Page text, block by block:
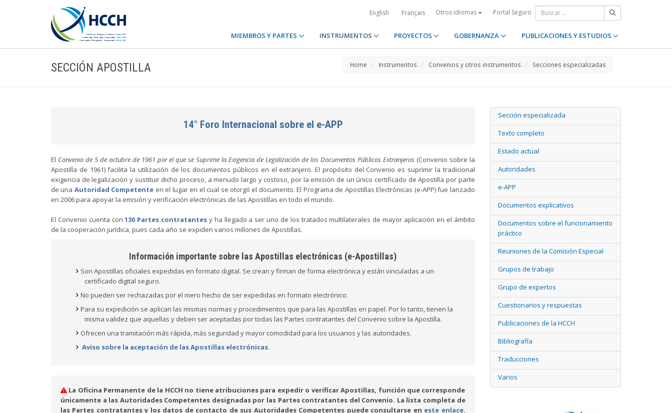
English Français Otros idiomas Portal Seguro
MIEMBROS Y PARTES INSTRUMENTOS PROYECTOS GOBERNANZA PUBLICACIONES Y ESTUDIOS
SECCIÓN APOSTILLA Home Instrumentos Convenios y otros instrumentos Secciones especializadas
14° Foro Internacional sobre el e-APP
El Convenio de 5 de octubre de 1961 por el que se Suprime la Exigencia de Legalización de los Documentos Públicos Extranjeros(Convenio sobre la
Apostilla de 1961) facilita la utilización de los documentos públicos en el extranjero. El propósito del Convenio es suprimir la tradicional
exigencia de legalización y sustituir dicho proceso, a menudo largo y costoso, por la emisión de un único certificado de Apostilla por parte
de una Autoridad Competente en el lugar en el cual se otorgó el documento. El Programa de Apostillas Electrónicas (e-APP) fue lanzado
en 2006 para apoyar la emisión y verificación electrónicas de las Apostillas en todo el mundo.
El Convenio cuenta con130 Partes contratantes y ha llegado a ser uno de los tratados multilaterales de mayor aplicación en el ámbito
de la cooperación jurídica, pues cada año se expiden varios millones de Apostillas.
Información importante sobre las Apostillas electrónicas (e-Apostillas)
Son Apostillas oficiales expedidas en formato digital. Se crean y firman de forma electrónica y están vinculadas a un
certificado digital seguro.
No pueden ser rechazadas por el mero hecho de ser expedidas en formato electrónico.
Para su expedición se aplican las mismas normas y procedimientos que para las Apostillas en papel. Por lo tanto, tienen la
misma validez que aquellas y deben ser aceptadas por todas las Partes contratantes del Convenio sobre la Apostilla.
Ofrecen una tramitación más rápida, más seguridad y mayor comodidad para los usuarios y las autoridades.
Aviso sobre la aceptación de las Apostillas electrónicas.
La Oficina Permanente de la HCCH no tiene atribuciones para expedir o verificar Apostillas, función que corresponde
únicamente a las Autoridades Competentes designadas por las Partes contratantes del Convenio. La lista completa de
las Partes contratantes y los datos de contacto de sus Autoridades Competentes puede consultarse en este enlace.
Sección especializada
Texto completo
Estado actual
Autoridades
e-APP
Documentos explicativos
Documentos sobre el funcionamiento
práctico
Reuniones de la Comisión Especial
Grupos de trabajo
Grupo de expertos
Cuestionarios y respuestas
Publicaciones de la HCCH
Bibliografía
Traducciones
Varios